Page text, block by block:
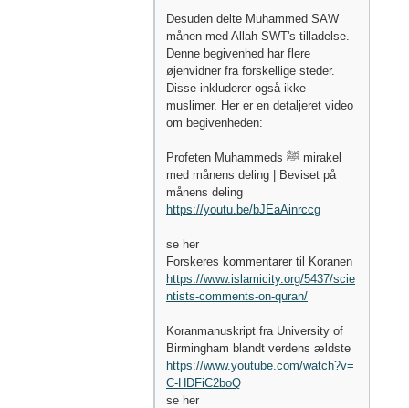
Desuden delte Muhammed SAW
månen med Allah SWT's tilladelse.
Denne begivenhed har flere
øjenvidner fra forskellige steder.
Disse inkluderer også ikke-
muslimer. Her er en detaljeret video
om begivenheden:
Profeten Muhammeds ﷺ‎ mirakel
med månens deling | Beviset på
månens deling
https://youtu.be/bJEaAinrccg
se her
Forskeres kommentarer til Koranen
https://www.islamicity.org/5437/scie
ntists-comments-on-quran/
Koranmanuskript fra University of
Birmingham blandt verdens ældste
https://www.youtube.com/watch?v=
C-HDFiC2boQ
se her